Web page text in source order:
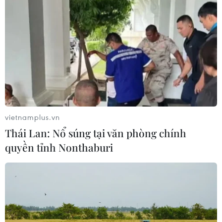
rộng tại miền Đông Trung Quốc
09/08/2026 04:23
Nhật Bản: Sạt lở đất khiến gần 400
du khách mắc kẹt
09/08/2026 03:52
Khủng hoảng nắng nóng đẩy 34 tỉnh
của Pháp vào mức nguy cơ cháy
Thời tiết ngày 9/8: Bắc Bộ và Trung
vietnamplus.vn
Thái Lan: Nổ súng tại văn phòng chính
quyền tỉnh Nonthaburi